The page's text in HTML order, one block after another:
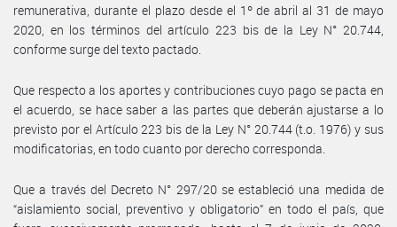
remunerativa, durante el plazo desde el 1º de abril al 31 de mayo
2020, en los términos del artículo 223 bis de la Ley N° 20.744,
conforme surge del texto pactado.
Que respecto a los aportes y contribuciones cuyo pago se pacta en
el acuerdo, se hace saber a las partes que deberán ajustarse a lo
previsto por el Artículo 223 bis de la Ley N° 20.744 (t.o. 1976) y sus
modificatorias, en todo cuanto por derecho corresponda.
Que a través del Decreto N° 297/20 se estableció una medida de
“aislamiento social, preventivo y obligatorio” en todo el país, que